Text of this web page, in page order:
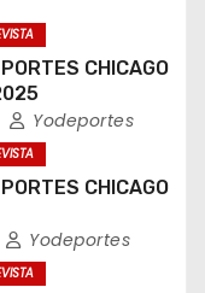
CHICAGO
Yodeportes
CHICAGO
Yodeportes